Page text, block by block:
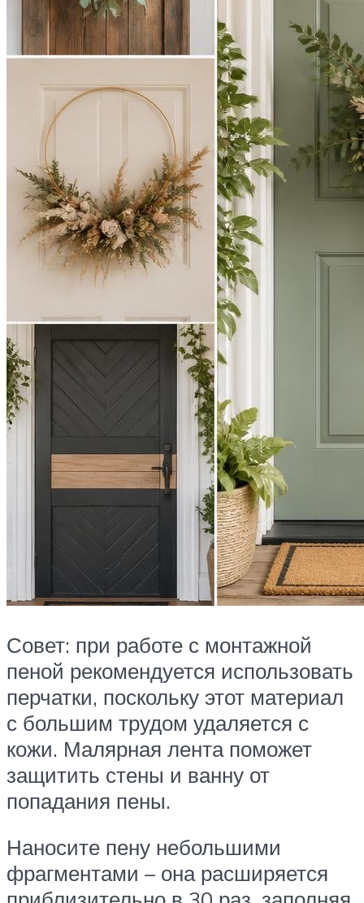
Совет: при работе с монтажной
пеной рекомендуется использовать
перчатки, поскольку этот материал
с большим трудом удаляется с
кожи. Малярная лента поможет
защитить стены и ванну от
попадания пены.
Наносите пену небольшими
фрагментами – она расширяется